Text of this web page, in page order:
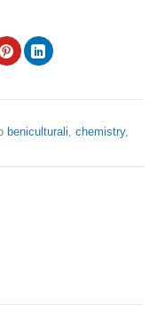
beniculturali, chemistry,